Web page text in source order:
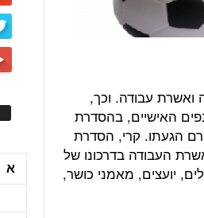
ואשרת עבודה. וכך,
האישיים, בהסדרת
הגעתו. קרי, הסדרת
העבודה בדרכונו של
יועצים, מאמני כושר,
א